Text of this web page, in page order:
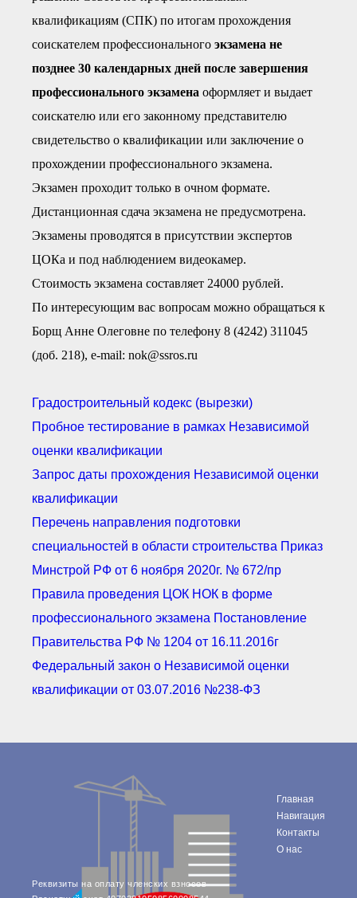
квалификациям (СПК) по итогам прохождения
соискателем профессионального экзамена не
позднее 30 календарных дней после завершения
профессионального экзамена оформляет и выдает
соискателю или его законному представителю
свидетельство о квалификации или заключение о
прохождении профессионального экзамена.
Экзамен проходит только в очном формате.
Дистанционная сдача экзамена не предусмотрена.
Экзамены проводятся в присутствии экспертов
ЦОКа и под наблюдением видеокамер.
Стоимость экзамена составляет 24000 рублей.
По интересующим вас вопросам можно обращаться к
Борщ Анне Олеговне по телефону 8 (4242) 311045
(доб. 218), e-mail: nok@ssros.ru
Градостроительный кодекс (вырезки)
Пробное тестирование в рамках Независимой
оценки квалификации
Запрос даты прохождения Независимой оценки
квалификации
Перечень направления подготовки
специальностей в области строительства Приказ
Минстрой РФ от 6 ноября 2020г. № 672/пр
Правила проведения ЦОК НОК в форме
профессионального экзамена Постановление
Правительства РФ № 1204 от 16.11.2016г
Федеральный закон о Независимой оценки
квалификации от 03.07.2016 №238-ФЗ
Реквизиты на оплату членских взносов
Главная
Навигация
Контакты
О нас